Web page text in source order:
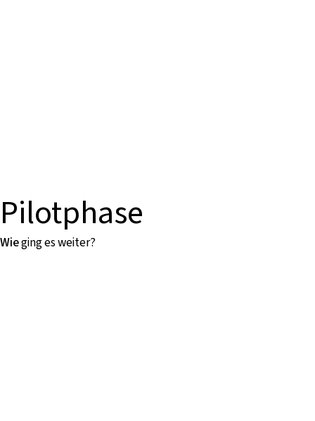
Pilotphase
Wieging es weiter?